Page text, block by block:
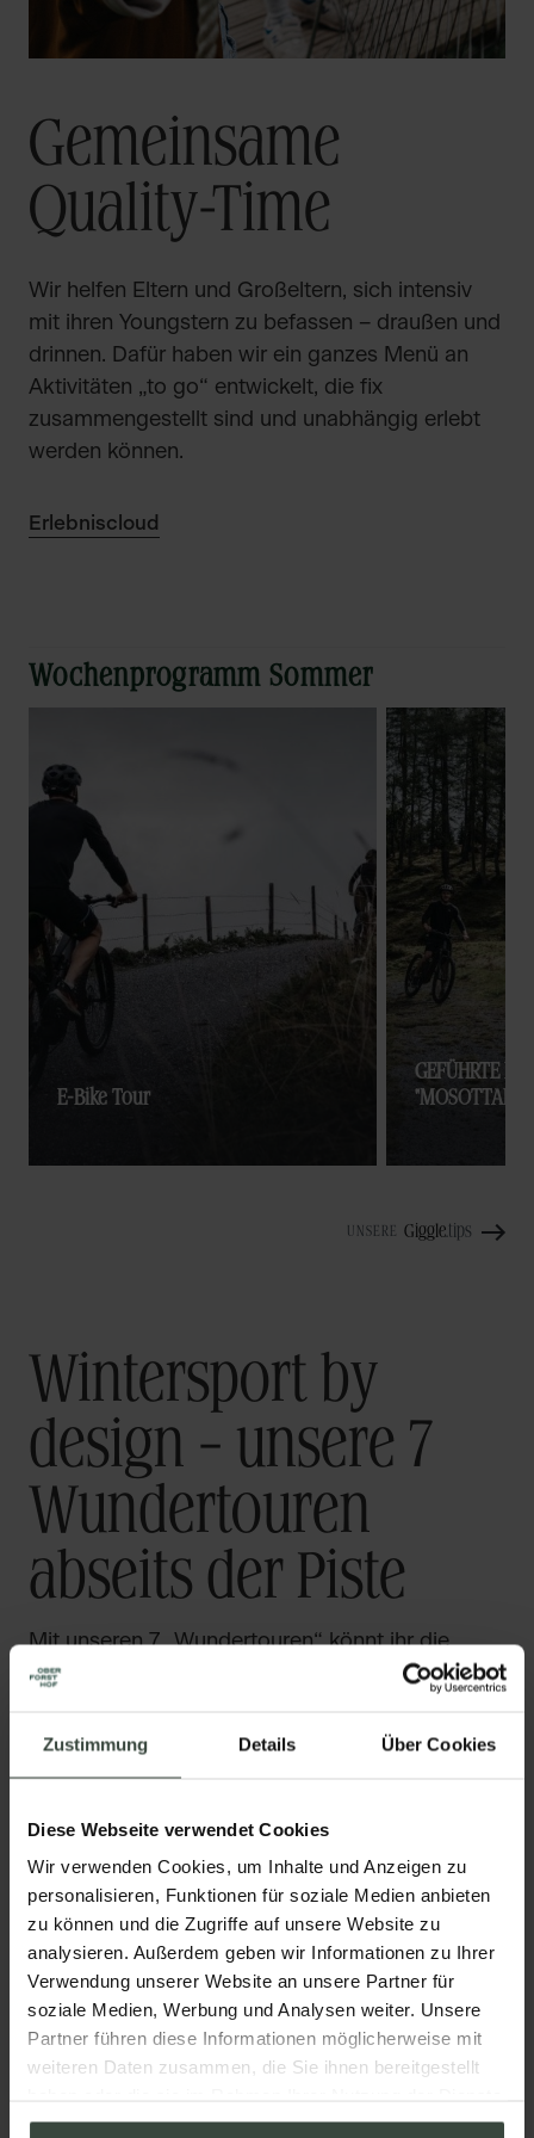
Zustimmung Details Über Cookies
Diese Webseite verwendet Cookies
Wir verwenden Cookies, um Inhalte und Anzeigen zu
personalisieren, Funktionen für soziale Medien anbieten
zu können und die Zugriffe auf unsere Website zu
analysieren. Außerdem geben wir Informationen zu Ihrer
Verwendung unserer Website an unsere Partner für
soziale Medien, Werbung und Analysen weiter. Unsere
Partner führen diese Informationen möglicherweise mit
weiteren Daten zusammen, die Sie ihnen bereitgestellt
gesammelt haben.
Gemeinsame
Quality-Time
Wir helfen Eltern und Großeltern, sich intensiv
mit ihren Youngstern zu befassen – draußen und
drinnen. Dafür haben wir ein ganzes Menü an
Aktivitäten „to go“ entwickelt, die fix
zusammengestellt sind und unabhängig erlebt
werden können.
Erlebniscloud
Wochenprogramm Sommer
E-Bike Tour
GEFÜHRTE E-
UNSERE Giggle.tips
Wintersport by
design – unsere 7
Wundertouren
abseits der Piste
Mit unseren 7 „Wundertouren“ könnt ihr die
Faszination „Winter Wonderland“ ganz intensiv
als Selbsterfahrungs-Trip konzipiert, für alle
passenden Jause dazu.
Schneeschuh-Wanderung zu
den Lackenalmen in Flachau